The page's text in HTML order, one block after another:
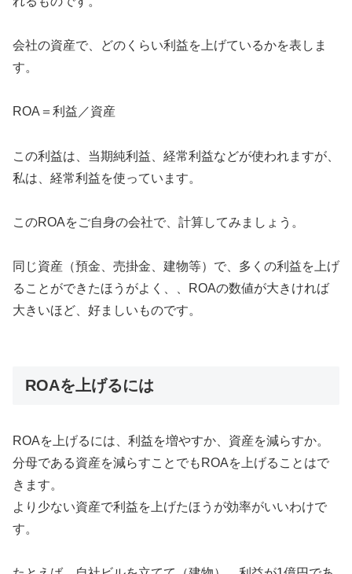
会社の資産で、どのくらい利益を上げているかを表しま
す。
ROA＝利益／資産
この利益は、当期純利益、経常利益などが使われますが、
私は、経常利益を使っています。
このROAをご自身の会社で、計算してみましょう。
同じ資産（預金、売掛金、建物等）で、多くの利益を上げ
ることができたほうがよく、、ROAの数値が大きければ
大きいほど、好ましいものです。
ROAを上げるには
ROAを上げるには、利益を増やすか、資産を減らすか。
分母である資産を減らすことでもROAを上げることはで
きます。
より少ない資産で利益を上げたほうが効率がいいわけで
す。